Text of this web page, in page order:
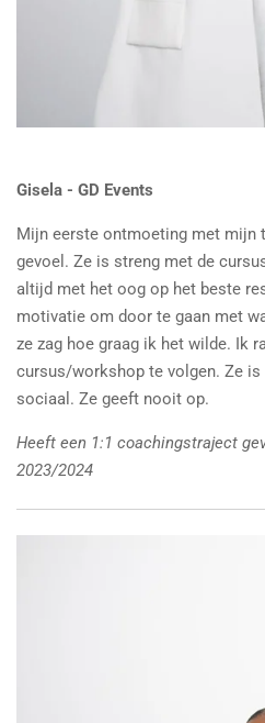
Gisela - GD Events
Mijn eerste ontmoeting met mijn
gevoel. Ze is streng met de
altijd met het oog op het beste
motivatie om door te gaan met
ze zag hoe graag ik het wilde. Ik
cursus/workshop te volgen. Ze
sociaal. Ze geeft nooit op.
Heeft een 1:1 coachingstraject
2023/2024